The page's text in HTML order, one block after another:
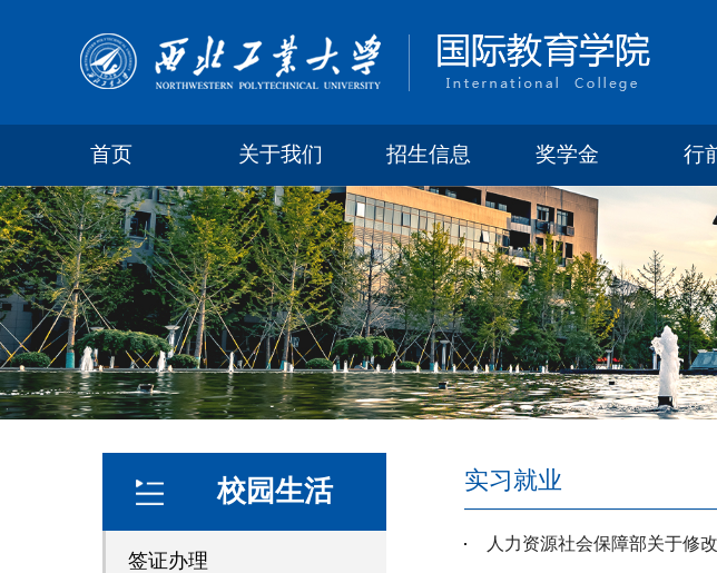
首页 关于我们 招生信息 奖学金 行
校园生活
签证办理
实习就业
人力资源社会保障部关于修